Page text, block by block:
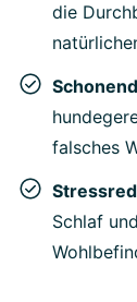
die
falsches
Schlaf